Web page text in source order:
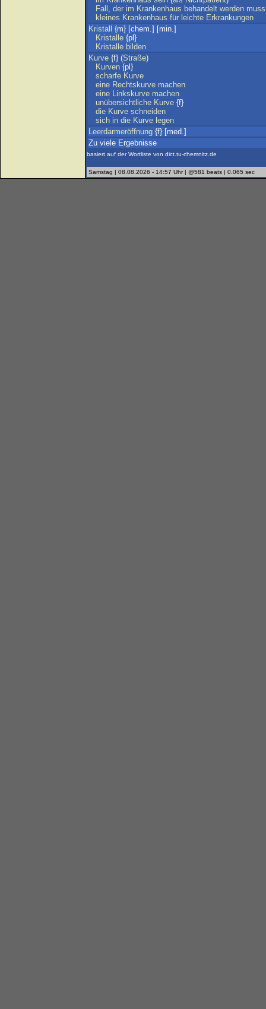
Fall , der im Krankenhaus behandelt werden muss
kleines Krankenhaus für leichte Erkrankungen
Kristall {m} [chem.] [min.]
Kristalle {pl}
Kristalle bilden
Kurve {f} (Straße)
Kurven {pl}
scharfe Kurve
eine Rechtskurve machen
eine Linkskurve machen
unübersichtliche Kurve {f}
die Kurve schneiden
sich in die Kurve legen
Leerdarmeröffnung {f} [med.]
Zu viele Ergebnisse
basiert auf der Wortliste von dict.tu-chemnitz.de
Samstag | 08.08.2026 - 14:57 Uhr | @581 beats | 0.065 sec